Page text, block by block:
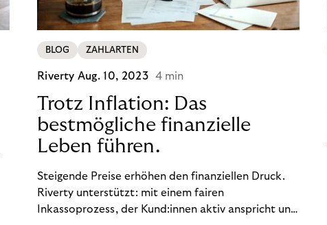
BLOG ZAHLARTEN
Riverty Aug. 10, 2023 4 min
Trotz Inflation: Das
bestmögliche finanzielle
Leben führen.
Steigende Preise erhöhen den finanziellen Druck.
Riverty unterstützt: mit einem fairen
Inkassoprozess, der Kund:innen aktiv anspricht und